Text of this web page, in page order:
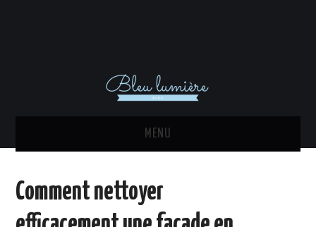
MENU
Comment nettoyer